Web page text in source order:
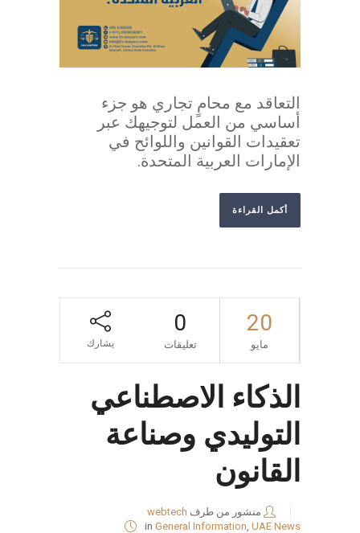
التعاقد مع محامٍ تجاري هو جزء
أساسي من العمل لتوجيهك عبر
تعقيدات القوانين واللوائح في
الإمارات العربية المتحدة.
أكمل القراءة
20
مايو
0
تعليقات يشارك
الذكاء الاصطناعي
التوليدي وصناعة
القانون
منشور من طرف webtech
in General Information UAE News